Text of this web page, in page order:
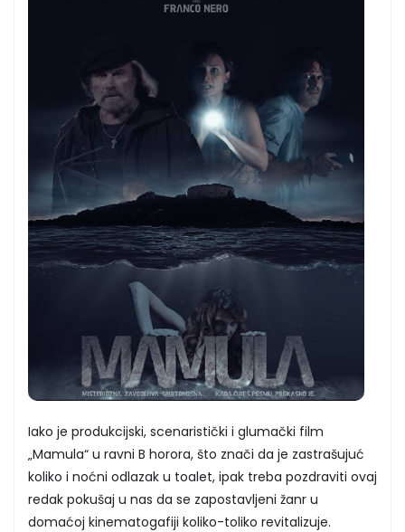
Iako je produkcijski, scenaristički i glumački film
„Mamula“ u ravni B horora, što znači da je zastrašujuć
koliko i noćni odlazak u toalet, ipak treba pozdraviti ovaj
redak pokušaj u nas da se zapostavljeni žanr u
domaćoj kinematogafiji koliko-toliko revitalizuje.